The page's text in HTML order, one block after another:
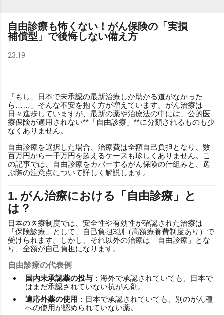
自由診療も怖くない！がん保険の「実損
補償型」で後悔しない備え方
23:19
「もし、日本で未承認の最新治療しか助かる道がなかった
ら……」そんな不安を抱く方が増えています。がん治療は
日々進歩していますが、最新の薬や治療法の中には、公的医
療保険が適用されない**「自由診療」**に分類されるものも少
なくありません。
自由診療を選択した場合、治療費は全額自己負担となり、数
百万円から一千万円を超えるケースも珍しくありません。こ
の記事では、自由診療をカバーするがん保険の仕組みと、選
ぶ際の注意点について詳しく解説します。
1. がん治療における「自由診療」と
は？
日本の医療制度では、安全性や有効性が確認された治療は
「保険診療」として、自己負担3割（高額療養費制度あり）で
受けられます。しかし、それ以外の治療は「自由診療」とな
り、全額が自己負担になります。
自由診療の代表例
国内未承認薬の投与 ：海外で承認されていても、日本で
はまだ承認されていない抗がん剤。
適応外薬の使用 ：日本で承認されていても、別のがん種
への使用が認められていない薬。